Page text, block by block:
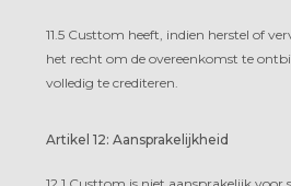
11.5 Custtom heeft, indien herstel of
het recht om de overeenkomst te
volledig te crediteren.
Artikel 12: Aansprakelijkheid
12.1 Custtom is niet aansprakelijk voor